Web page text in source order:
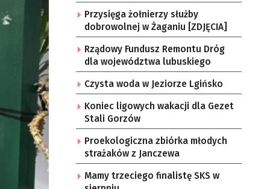
Przysięga żołnierzy służby
dobrowolnej w Żaganiu [ZDJĘCIA]
Rządowy Fundusz Remontu Dróg
dla województwa lubuskiego
Czysta woda w Jeziorze Lgińsko
Koniec ligowych wakacji dla Gezet
Stali Gorzów
Proekologiczna zbiórka młodych
strażaków z Janczewa
Mamy trzeciego finalistę SKS w